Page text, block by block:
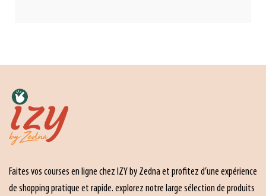
Faites vos courses en ligne chez IZY by Zedna et profitez d’une expérience
de shopping pratique et rapide. explorez notre large sélection de produits